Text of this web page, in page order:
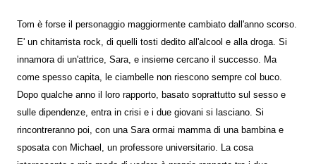
Tom è forse il personaggio maggiormente cambiato dall'anno scorso.
E' un chitarrista rock, di quelli tosti dedito all'alcool e alla droga. Si
innamora di un'attrice, Sara, e insieme cercano il successo. Ma
come spesso capita, le ciambelle non riescono sempre col buco.
Dopo qualche anno il loro rapporto, basato soprattutto sul sesso e
sulle dipendenze, entra in crisi e i due giovani si lasciano. Si
rincontreranno poi, con una Sara ormai mamma di una bambina e
sposata con Michael, un professore universitario. La cosa